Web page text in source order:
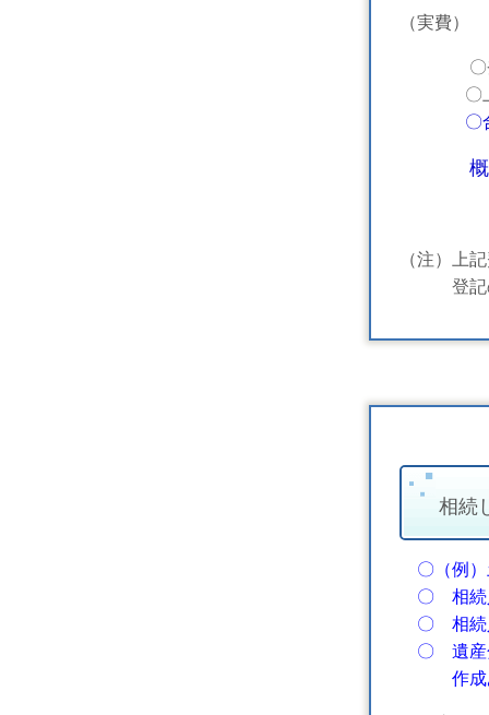
（実費）
〇登録
〇上記
（注）上
登記の
相続
〇（例）
〇 相続
〇 相続
〇 遺産
作成